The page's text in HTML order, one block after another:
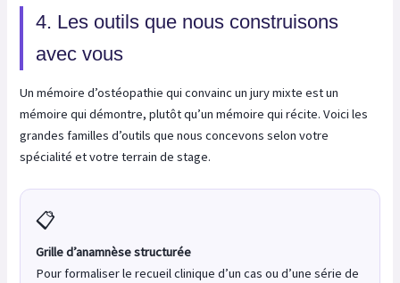
4. Les outils que nous construisons
avec vous
Un mémoire d’ostéopathie qui convainc un jury mixte est un
mémoire qui démontre, plutôt qu’un mémoire qui récite. Voici les
grandes familles d’outils que nous concevons selon votre
spécialité et votre terrain de stage.
📋
Grille d’anamnèse structurée
Pour formaliser le recueil clinique d’un cas ou d’une série de